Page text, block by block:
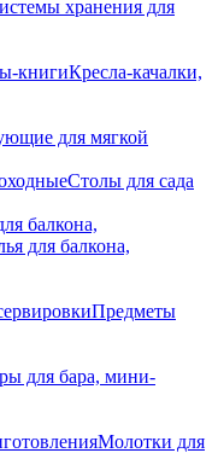
хранения для
книгиКресла-качалки,
для мягкой
Столы для сада
балкона,
для балкона,
Предметы
для бара, мини-
Молотки для